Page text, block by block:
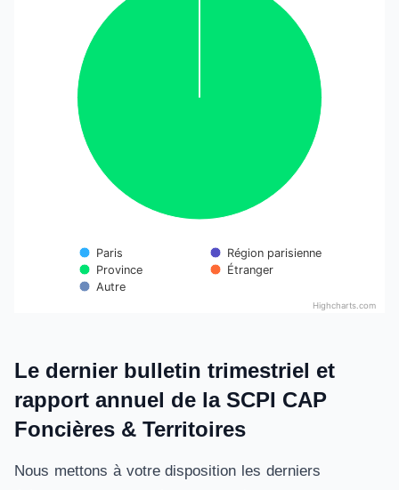
Pie chart with 5 slices.
Paris
Région parisienne
Province
Étranger
Autre
Highcharts.com
Le dernier bulletin trimestriel et
rapport annuel de la SCPI CAP
Foncières & Territoires
Nous mettons à votre disposition les derniers